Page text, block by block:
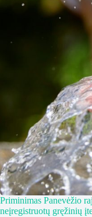
Priminimas Panevėžio
neįregistruotų gręžinių